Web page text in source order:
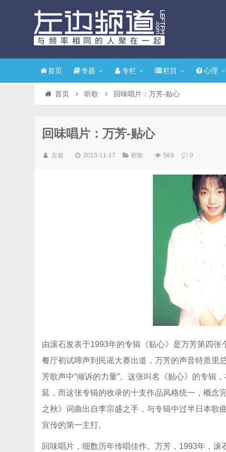
首页 专题 专栏 栏目 心理
首页 听歌 回味唱片：万芳-贴心
回味唱片：万芳-贴心
左叔 2013-11-17 听歌 569 0
由滚石发表于1993年的专辑《贴心》是万芳第四
餐厅初试啼声到民谣大赛出道，万芳的声音特质里
芳歌声中“倾诉的力量”。这张叫名《贴心》的专辑
延，而这张专辑的收录的十支作品风格统一，概念
之秋》词曲出自李宗盛之手，与专辑中过半日本歌
宣传的第一主打。
回味唱片，细数历年传唱佳作。万芳，1993年，